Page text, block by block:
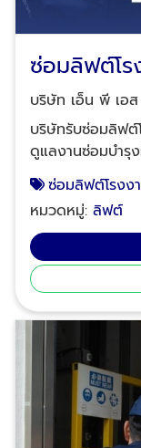
ระบบเบรกและ
และยึดอยู่ในตำแหน่งที่
ตรวจสอบลิฟต์อาคารสู
เหล่านี้ควรดำเนิน
ความรู้เฉพาะด้า
มืออาชีพที่พร้อมใ
หลังเหตุแผ่นดินไ
ความปลอดภัยสูงสุด บริการตรวจสอบทดสอบกำลั
หนักลิฟต์ตามมาตรฐา
ปรึกษาตรวจสอบ
งานมืออาชีพ Tel.: 02-964-8125, 088-628-
9290, 083-837-
@npsplus บริการตรวจสอบทดสอบกำลังรับน้ำหนักลิฟต์
Test Load ตามม
เอ็น.พี.เอส.พลัส จำกัด ผู้ให้บริการครบวง
ตั้งและเปลี่ยนอะไหล่ลิฟ
บริษัทเพิ่มเติมได้ที่นี้ คลิกดู Company profile บริษัท
เอ็น.พี.เอส.พลัส
ซ่อมลิฟต์โร
บริษัท เอ็น พี เอ
บริษัทรับซ่อมลิฟต์โรง
ดูแลงานซ่อมบำรุ
ไฟฟ้า อะไหล่ มอเ
เวลาการใช้งาน
หนักการขนส่งให้
โดยใช้งบประมาณให้ต
ที่ได้รับมาตรฐาน
อุตสาหกรรม พร้อ
: 02-964-
8454, 095-952-7523 Line ID:
เอ็น.พี.เอส.พลัส จำกัด ผู้ให้บริการครบวงจรด้
ตั้งและเปลี่ยนอะไหล่ลิฟ
บริษัทเพิ่มเติมได้ที่นี้ คลิกดู Company
เอ็น.พี.เอส.พลัส
ซ่อมลิฟต์โรงง
หมวดหมู่:ลิฟต์